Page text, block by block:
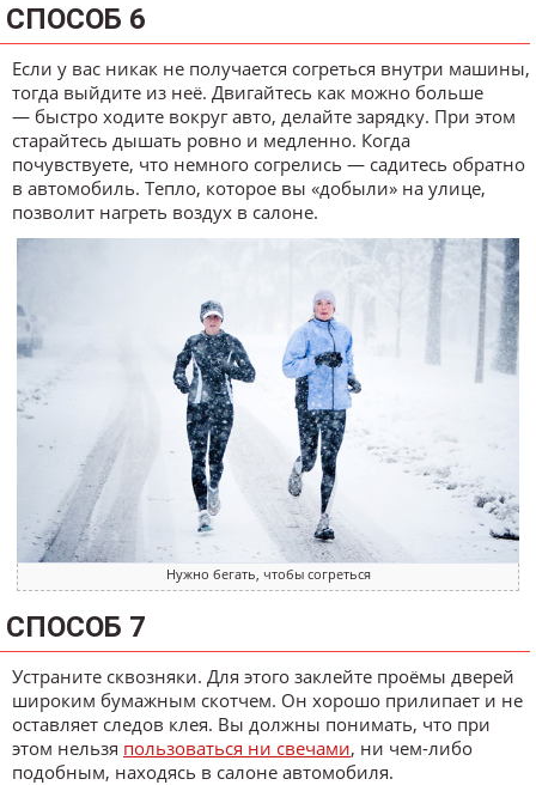
СПОСОБ 6
Если у вас никак не получается согреться внутри машины,
тогда выйдите из неё. Двигайтесь как можно больше
— быстро ходите вокруг авто, делайте зарядку. При этом
старайтесь дышать ровно и медленно. Когда
почувствуете, что немного согрелись — садитесь обратно
в автомобиль. Тепло, которое вы «добыли» на улице,
позволит нагреть воздух в салоне.
Нужно бегать, чтобы согреться
СПОСОБ 7
Устраните сквозняки. Для этого заклейте проёмы дверей
широким бумажным скотчем. Он хорошо прилипает и не
оставляет следов клея. Вы должны понимать, что при
этом нельзя пользоваться ни свечами, ни чем-либо
подобным, находясь в салоне автомобиля.